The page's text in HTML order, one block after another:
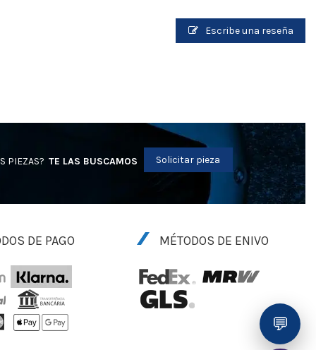
Escribe una reseña
PIEZAS? TE LAS BUSCAMOS Solicitar pieza
DE PAGO MÉTODOS DE ENIVO
💬